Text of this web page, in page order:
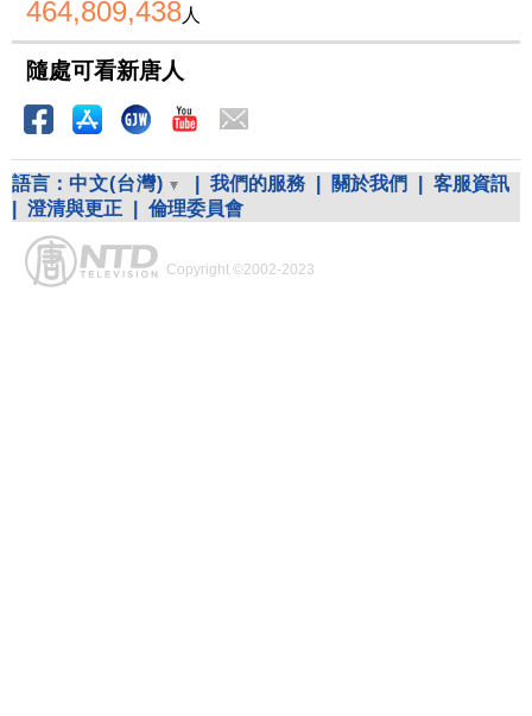
464,809,438人
隨處可看新唐人
語言： 中文(台灣) 我們的服務 關於我們
客服資訊
澄清與更正 倫理委員會
Copyright ©2002-2023